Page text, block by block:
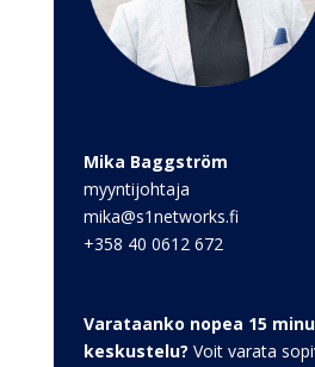
Mika Baggström
myyntijohtaja
mika@s1networks.fi
+358 40 0612 672
Varataanko nopea 15
keskustelu? Voit varata